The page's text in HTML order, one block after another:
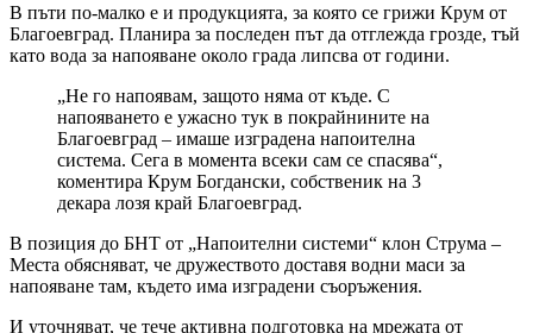
В пъти по-малко е и продукцията, за която се грижи Крум от
Благоевград. Планира за последен път да отглежда грозде, тъй
като вода за напояване около града липсва от години.
„Не го напоявам, защото няма от къде. С
напояването е ужасно тук в покрайнините на
Благоевград – имаше изградена напоителна
система. Сега в момента всеки сам се спасява“,
коментира Крум Богдански, собственик на 3
декара лозя край Благоевград.
В позиция до БНТ от „Напоителни системи“ клон Струма –
Места обясняват, че дружеството доставя водни маси за
напояване там, където има изградени съоръжения.
И уточняват, че тече активна подготовка на мрежата от